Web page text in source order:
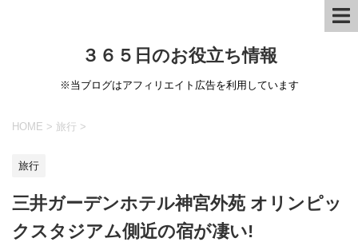
３６５日のお役立ち情報
※当ブログはアフィリエイト広告を利用しています
HOME > 旅行 >
旅行
三井ガーデンホテル神宮外苑 オリンピッ
クスタジアム側近の宿が凄い!